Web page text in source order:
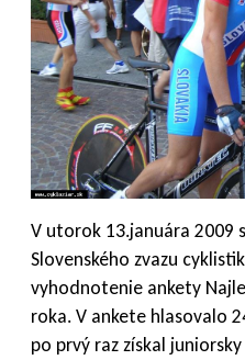
V utorok 13.januára 2009
Slovenského zvazu
vyhodnotenie ankety
roka. V ankete hlasovalo
po prvý raz získal